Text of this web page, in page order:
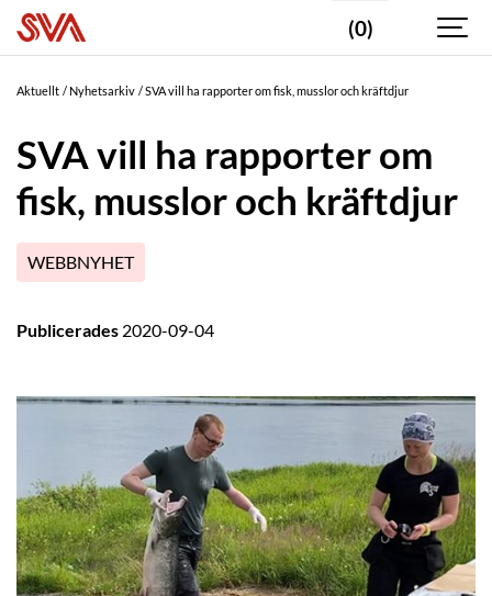
(0)
Aktuellt Nyhetsarkiv SVA vill ha rapporter om fisk, musslor och kräftdjur
SVA vill ha rapporter om
fisk, musslor och kräftdjur
WEBBNYHET
Publicerades 2020-09-04